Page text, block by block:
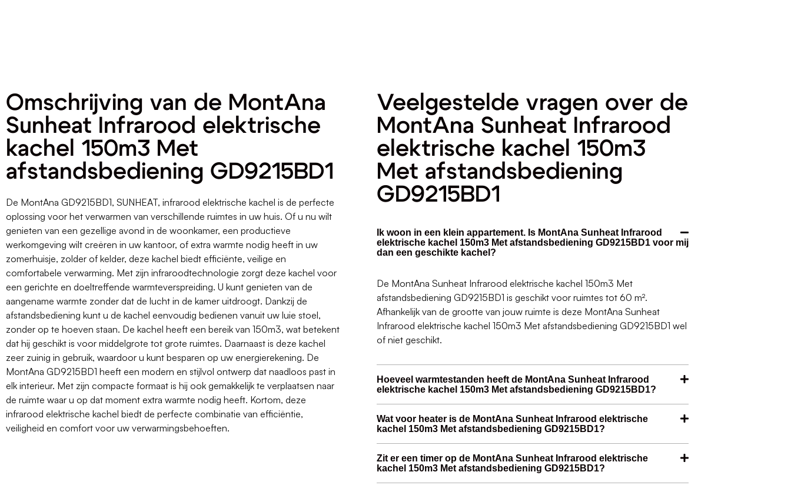
Omschrijving van de MontAna
Sunheat Infrarood elektrische
kachel 150m3 Met
afstandsbediening GD9215BD1
De MontAna GD9215BD1, SUNHEAT, infrarood elektrische kachel is de perfecte
oplossing voor het verwarmen van verschillende ruimtes in uw huis. Of u nu wilt
genieten van een gezellige avond in de woonkamer, een productieve
werkomgeving wilt creëren in uw kantoor, of extra warmte nodig heeft in uw
zomerhuisje, zolder of kelder, deze kachel biedt efficiënte, veilige en
comfortabele verwarming. Met zijn infraroodtechnologie zorgt deze kachel voor
een gerichte en doeltreffende warmteverspreiding. U kunt genieten van de
aangename warmte zonder dat de lucht in de kamer uitdroogt. Dankzij de
afstandsbediening kunt u de kachel eenvoudig bedienen vanuit uw luie stoel,
zonder op te hoeven staan. De kachel heeft een bereik van 150m3, wat betekent
dat hij geschikt is voor middelgrote tot grote ruimtes. Daarnaast is deze kachel
zeer zuinig in gebruik, waardoor u kunt besparen op uw energierekening. De
MontAna GD9215BD1 heeft een modern en stijlvol ontwerp dat naadloos past in
elk interieur. Met zijn compacte formaat is hij ook gemakkelijk te verplaatsen naar
de ruimte waar u op dat moment extra warmte nodig heeft. Kortom, deze
infrarood elektrische kachel biedt de perfecte combinatie van efficiëntie,
veiligheid en comfort voor uw verwarmingsbehoeften.
Veelgestelde vragen over de
MontAna Sunheat Infrarood
elektrische kachel 150m3
Met afstandsbediening
GD9215BD1
Ik woon in een klein appartement. Is MontAna Sunheat Infrarood
elektrische kachel 150m3 Met afstandsbediening GD9215BD1 voor mij
dan een geschikte kachel?
De MontAna Sunheat Infrarood elektrische kachel 150m3 Met
afstandsbediening GD9215BD1 is geschikt voor ruimtes tot 60 m².
Afhankelijk van de grootte van jouw ruimte is deze MontAna Sunheat
Infrarood elektrische kachel 150m3 Met afstandsbediening GD9215BD1 wel
of niet geschikt.
Hoeveel warmtestanden heeft de MontAna Sunheat Infrarood
elektrische kachel 150m3 Met afstandsbediening GD9215BD1?
Wat voor heater is de MontAna Sunheat Infrarood elektrische
kachel 150m3 Met afstandsbediening GD9215BD1?
Zit er een timer op de MontAna Sunheat Infrarood elektrische
kachel 150m3 Met afstandsbediening GD9215BD1?